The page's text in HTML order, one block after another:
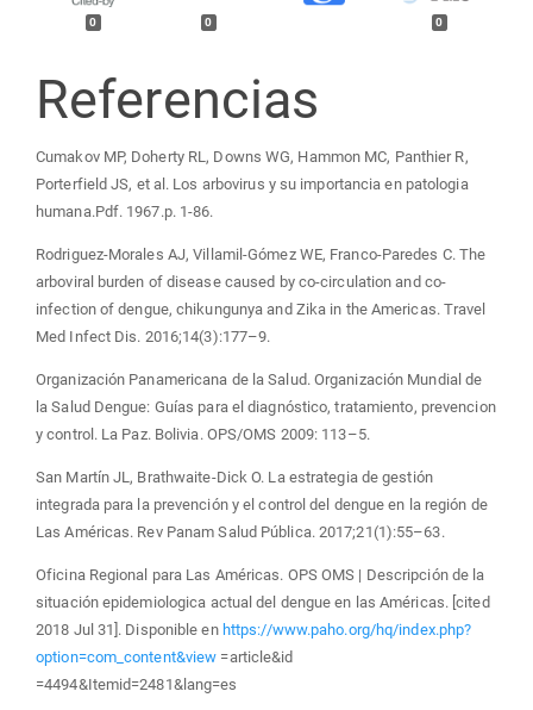
0 0 0
Referencias
Cumakov MP, Doherty RL, Downs WG, Hammon MC, Panthier R,
Porterfield JS, et al. Los arbovirus y su importancia en patologia
humana.Pdf. 1967.p. 1-86.
Rodriguez-Morales AJ, Villamil-Gómez WE, Franco-Paredes C. The
arboviral burden of disease caused by co-circulation and co-
infection of dengue, chikungunya and Zika in the Americas. Travel
Med Infect Dis. 2016;14(3):177–9.
Organización Panamericana de la Salud. Organización Mundial de
la Salud Dengue: Guías para el diagnóstico, tratamiento, prevencion
y control. La Paz. Bolivia. OPS/OMS 2009: 113–5.
San Martín JL, Brathwaite-Dick O. La estrategia de gestión
integrada para la prevención y el control del dengue en la región de
Las Américas. Rev Panam Salud Pública. 2017;21(1):55–63.
Oficina Regional para Las Américas. OPS OMS | Descripción de la
situación epidemiologica actual del dengue en las Américas. [cited
2018 Jul 31]. Disponible en https://www.paho.org/hq/index.php?
option=com_content&view =article&id
=4494&Itemid=2481&lang=es